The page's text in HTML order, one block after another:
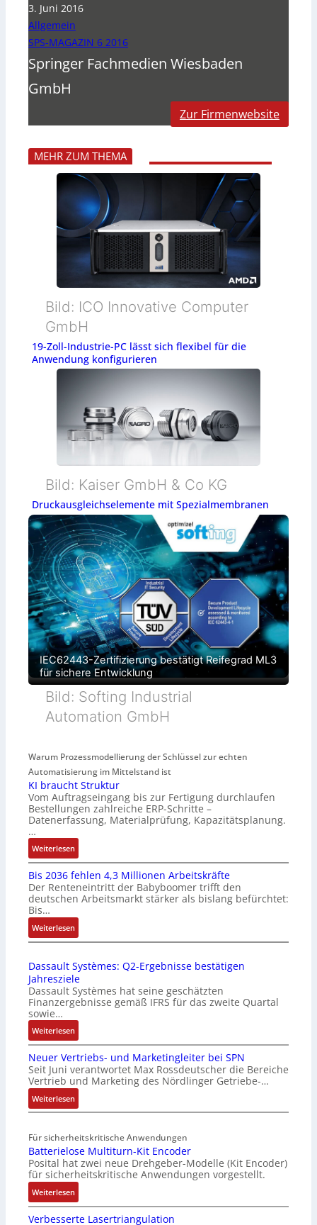
3. Juni 2016
Allgemein
SPS-MAGAZIN 6 2016
Springer Fachmedien Wiesbaden
GmbH
Zur Firmenwebsite
MEHR ZUM THEMA
Bild: ICO Innovative Computer
GmbH
19-Zoll-Industrie-PC lässt sich flexibel für die
Anwendung konfigurieren
Bild: Kaiser GmbH & Co KG
Druckausgleichselemente mit Spezialmembranen
IEC62443-Zertifizierung bestätigt Reifegrad ML3
für sichere Entwicklung
Bild: Softing Industrial
Automation GmbH
Warum Prozessmodellierung der Schlüssel zur echten
Automatisierung im Mittelstand ist
KI braucht Struktur
Vom Auftragseingang bis zur Fertigung durchlaufen
Bestellungen zahlreiche ERP-Schritte –
Datenerfassung, Materialprüfung, Kapazitätsplanung.
…
Weiterlesen:
K
I
b
r
a
u
c
t
S
t
r
u
k
u
r
Bis 2036 fehlen 4,3 Millionen Arbeitskräfte
Der Renteneintritt der Babyboomer trifft den
deutschen Arbeitsmarkt stärker als bislang befürchtet:
Bis…
Weiterlesen:
B
s
2
0
3
6
f
e
h
l
e
n
4
3
M
i
l
l
i
Dassault Systèmes: Q2-Ergebnisse bestätigen
Jahresziele
Dassault Systèmes hat seine geschätzten
Finanzergebnisse gemäß IFRS für das zweite Quartal
sowie…
Weiterlesen:
D
a
s
s
a
u
t
S
y
s
t
è
m
Neuer Vertriebs- und Marketingleiter bei SPN
Seit Juni verantwortet Max Rossdeutscher die Bereiche
Vertrieb und Marketing des Nördlinger Getriebe-…
Weiterlesen:
N
u
e
r
V
e
r
t
Für sicherheitskritische Anwendungen
Batterielose Multiturn-Kit Encoder
Posital hat zwei neue Drehgeber-Modelle (Kit Encoder)
für sicherheitskritische Anwendungen vorgestellt.
Weiterlesen:
B
a
Verbesserte Lasertriangulation